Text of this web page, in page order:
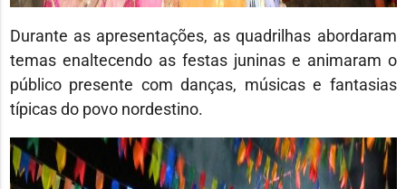
Durante as apresentações, as quadrilhas abordaram
temas enaltecendo as festas juninas e animaram o
público presente com danças, músicas e fantasias
típicas do povo nordestino.